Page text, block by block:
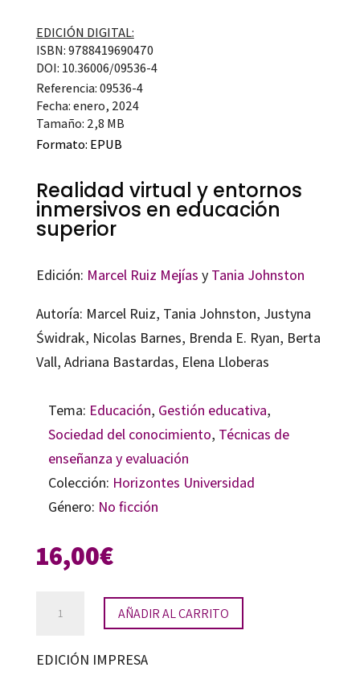
EDICIÓN DIGITAL:
ISBN: 9788419690470
DOI: 10.36006/09536-4
Referencia: 09536-4
Fecha: enero, 2024
Tamaño: 2,8 MB
Formato: EPUB
Realidad virtual y entornos
inmersivos en educación
superior
Edición: Marcel Ruiz Mejías y Tania Johnston
Autoría: MarcelRuiz, Tania Johnston, Justyna
Świdrak, Nicolas Barnes, Brenda E. Ryan, Berta
Vall, Adriana Bastardas, Elena Lloberas
Tema: Educación, Gestión educativa,
Sociedad del conocimiento, Técnicas de
enseñanza y evaluación
Colección: Horizontes Universidad
Género: No ficción
16,00€
AÑADIR AL CARRITO
EDICIÓN IMPRESA